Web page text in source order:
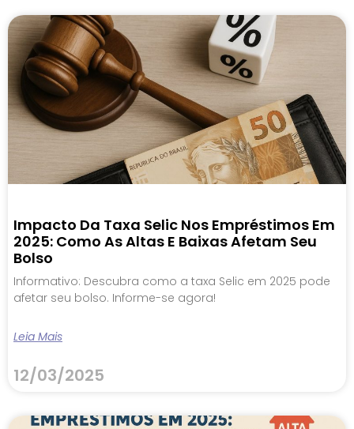
Impacto Da Taxa Selic Nos Empréstimos Em
2025: Como As Altas E Baixas Afetam Seu
Bolso
Informativo: Descubra como a taxa Selic em 2025 pode
afetar seu bolso. Informe-se agora!
Leia Mais
12/03/2025